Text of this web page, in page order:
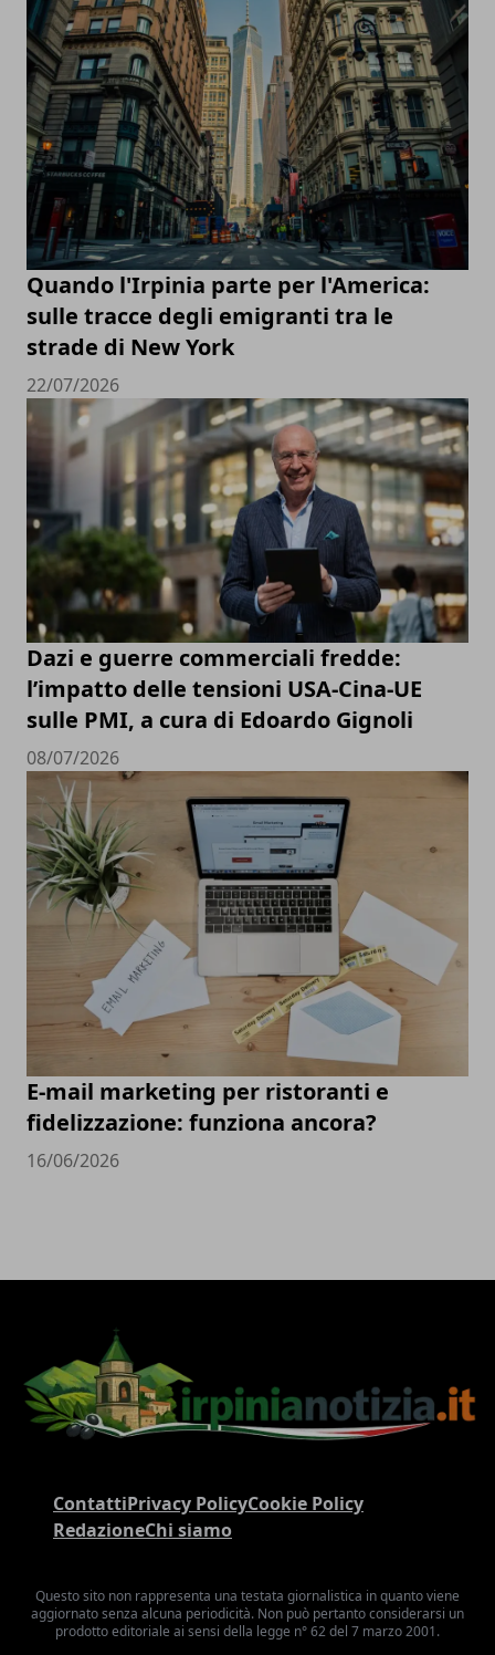
Quando l'Irpinia parte per l'America:
sulle tracce degli emigranti tra le
strade di New York
22/07/2026
Dazi e guerre commerciali fredde:
l’impatto delle tensioni USA-Cina-UE
sulle PMI, a cura di Edoardo Gignoli
08/07/2026
E-mail marketing per ristoranti e
fidelizzazione: funziona ancora?
16/06/2026
ContattiPrivacy PolicyCookie Policy
RedazioneChi siamo
Questo sito non rappresenta una testata giornalistica in quanto viene
aggiornato senza alcuna periodicità. Non può pertanto considerarsi un
prodotto editoriale ai sensi della legge n° 62 del 7 marzo 2001.